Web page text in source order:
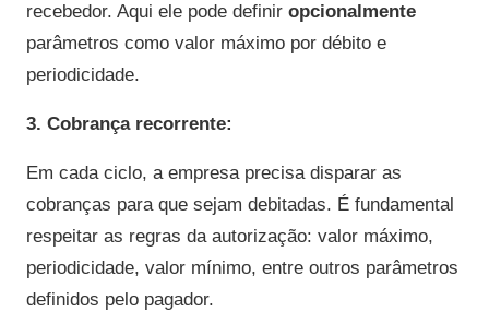
recebedor. Aqui ele pode definir opcionalmente
parâmetros como valor máximo por débito e
periodicidade.
3. Cobrança recorrente:
Em cada ciclo, a empresa precisa disparar as
cobranças para que sejam debitadas. É fundamental
respeitar as regras da autorização: valor máximo,
periodicidade, valor mínimo, entre outros parâmetros
definidos pelo pagador.